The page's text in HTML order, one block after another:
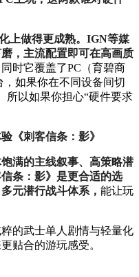
上做得更成熟。IGN等媒
，主流配置即可在高画质
同时它覆盖了PC（育碧商
，如果你在不同设备间切
所以如果你担心“硬件要求
《刺客信条：影》
满的主线叙事、高策略潜
条：影》是更合适的选
元潜行战斗体系， 能让玩
的武士单人剧情与轻量化
贴合的游玩感受。